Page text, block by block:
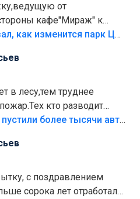
от
кафе"Мираж" к
то бордюры
еще,видимо,часть
Глава Тольятти рассказал, как изменится парк Центрального района
в лесу,тем труднее
кто разводит
штрафовать.Камер полно
В тольяттинский лес не пустили более тысячи автомобилей
с поздравлением
сорока лет отработали